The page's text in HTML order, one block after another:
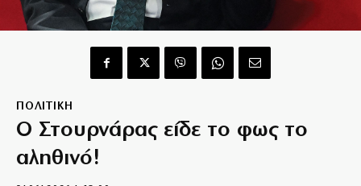
ΠΟΛΙΤΙΚΗ
Ο Στουρνάρας είδε το φως το
αληθινό!